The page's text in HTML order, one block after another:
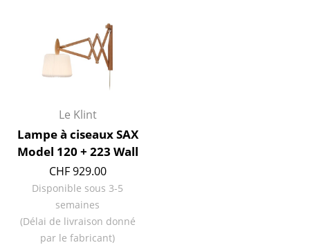
Chaises à bascule
Chaises de bureau
Chaises de conférence
Fauteuils de direction
Pièces détachées
... voir tous les sièges
Tables de repas
Le Klint
Lampe à ciseaux SAX
Model 120 + 223 Wall
CHF 929.00
Disponible sous 3-5
semaines
(Délai de livraison donné
par le fabricant)